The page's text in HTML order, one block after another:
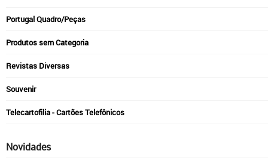
Portugal Quadro/Peças
Produtos sem Categoria
Revistas Diversas
Souvenir
Telecartofilia - Cartões Telefônicos
Novidades